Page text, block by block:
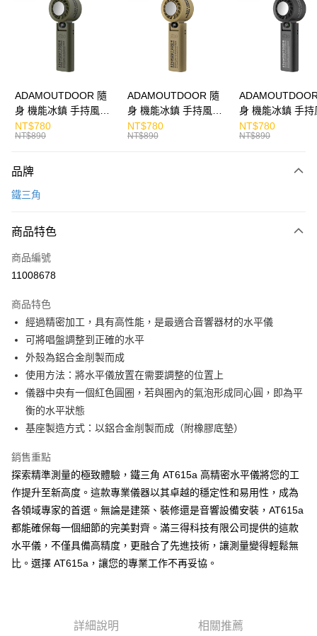
Apple Pay
運送方式
免運費
付款後7-11取貨
宅配
每筆NT$130，滿NT$399(含以上)免運費
ADAMOUTDOOR 隨
身 機能冰鎮 手持風扇
掛繩
NT$780
NT$890
ADAMOUTDOOR 隨
身 機能冰鎮 手持風扇
掛繩
NT$780
NT$890
身 機能冰鎮 手持
掛繩
NT$780
NT$890
品牌
鐵三角
商品特色
商品編號
11008678
商品特色
經過精密加工，具有高性能，是最適合音響器材的水平儀
可將唱盤調整到正確的水平
外殼為鋁合金削製而成
使用方法：將水平儀放置在需要調整的位置上
儀器中央有一個紅色圓圈，若與圈內的氣泡形成同心圓，即為平
衡的水平狀態
基座製造方式：以鋁合金削製而成（附橡膠底墊）
銷售重點
探索精準測量的極致體驗，鐵三角 AT615a 高精密水平儀將您的工
作提升至新高度。這款專業儀器以其卓越的穩定性和易用性，成為
各領域專家的首選。無論是建築、裝修還是音響設備安裝，AT615a
都能確保每一個細節的完美對齊。滿三得科技有限公司提供的這款
水平儀，不僅具備高精度，更融合了先進技術，讓測量變得輕鬆無
比。選擇 AT615a，讓您的專業工作不再妥協。
詳細說明 相關推薦